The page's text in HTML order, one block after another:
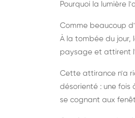
Pourquoi la lumière
Comme beaucoup
À la tombée du jour,
paysage et attirent
Cette attirance n'a
désorienté : une fois
se cognant aux